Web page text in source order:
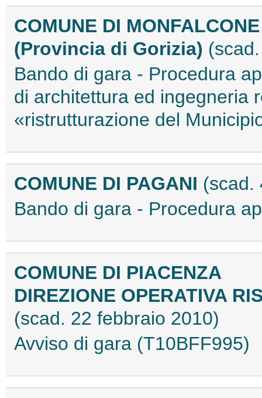
COMUNE DI MONFALCONE
(Provincia di Gorizia)
Bando di gara - Procedura
di architettura ed ingegneria
«ristrutturazione del
COMUNE DI PAGANI (scad.
Bando di gara - Procedura
COMUNE DI PIACENZA
DIREZIONE OPERATIVA
(scad. 22 febbraio 2010)
Avviso di gara (T10BFF995)